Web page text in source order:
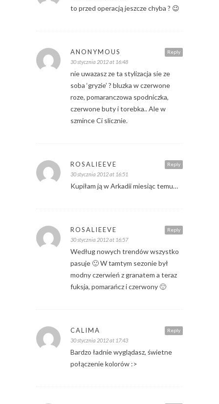
to przed operacją jeszcze chyba ? 😉
Reply
ANONYMOUS
30 stycznia 2012 at 16:48
nie uwazasz ze ta stylizacja sie ze
soba ‘gryzie’ ? bluzka w czerwone
roze, pomaranczowa spodniczka,
czerwone buty i torebka.. Ale w
szmince Ci slicznie.
Reply
ROSALIEEVE
30 stycznia 2012 at 16:51
Kupiłam ją w Arkadii miesiąc temu…
Reply
ROSALIEEVE
30 stycznia 2012 at 16:57
Według nowych trendów wszystko
pasuje 🙂 W tamtym sezonie był
modny czerwień z granatem a teraz
fuksja, pomarańcz i czerwony 🙂
Reply
CALIMA
30 stycznia 2012 at 17:43
Bardzo ładnie wyglądasz, świetne
połączenie kolorów :>